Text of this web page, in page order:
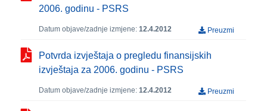
2006. godinu - PSRS
Datum objave/zadnje izmjene: 12.4.2012 Preuzmi
Potvrda izvještaja o pregledu finansijskih
izvještaja za 2006. godinu - PSRS
Datum objave/zadnje izmjene: 12.4.2012 Preuzmi